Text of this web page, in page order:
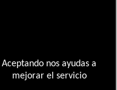
Aceptando nos ayudas a
mejorar el servicio
Chris Klein